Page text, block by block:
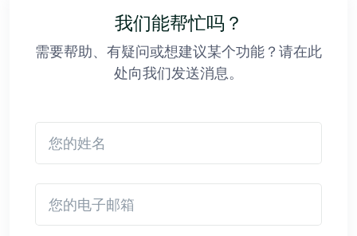
我们能帮忙吗？
需要帮助、有疑问或想建议某个功能？请在此
处向我们发送消息。